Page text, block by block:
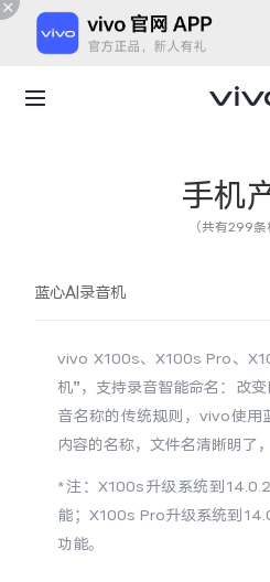
X300 E
S60
手机
（共有299条
蓝心AI录音机
vivo X100s、X100s Pro、
机”，支持录音智能命名：改
音名称的传统规则，vivo使用
内容的名称，文件名清晰明了
*注：X100s升级系统到
能；X100s Pro升级系统到
功能。